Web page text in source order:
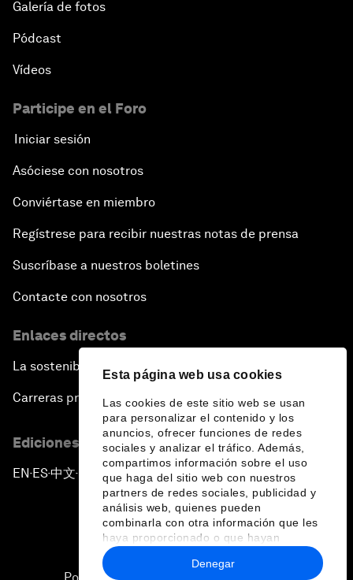
Esta página web usa cookies
Las cookies de este sitio web se usan
para personalizar el contenido y los
anuncios, ofrecer funciones de redes
sociales y analizar el tráfico. Además,
compartimos información sobre el uso
que haga del sitio web con nuestros
partners de redes sociales, publicidad y
análisis web, quienes pueden
combinarla con otra información que les
haya proporcionado o que hayan
recopilado a partir del uso que haya
hecho de sus servicios.
Denegar
Galería de fotos
Pódcast
Vídeos
Participe en el Foro
Iniciar sesión
Asóciese con nosotros
Conviértase en miembro
Regístrese para recibir nuestras notas de prensa
Suscríbase a nuestros boletines
Contacte con nosotros
Enlaces directos
La sostenibilidad en el Foro
Carreras profesionales
Ediciones en otros idiomas
EN ▪ ES▪中文▪ 日本語